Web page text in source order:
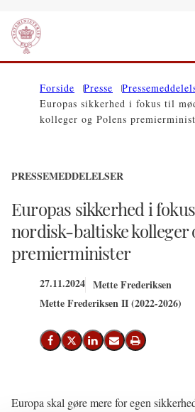
Gå til forsiden
Forside Presse
Europas sikkerhed i fokus til
kolleger og Polens
PRESSEMEDDELELSER
Europas sikkerhed i
nordisk-baltiske kolleger
premierminister
27.11.2024 Mette Frederiksen
Mette Frederiksen II (2022-2026)
Del på Facebook
Del på X (Twitter)
Del på LinkedIn
Send email
Print
Europa skal gøre mere for egen